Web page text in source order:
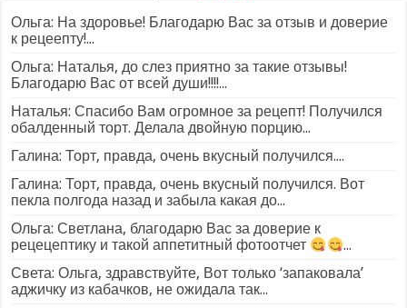
Ольга: На здоровье! Благодарю Вас за отзыв и доверие
к рецеепту!...
Ольга: Наталья, до слез приятно за такие отзывы!
Благодарю Вас от всей души!!!!...
Наталья: Спасибо Вам огромное за рецепт! Получился
обалденный торт. Делала двойную порцию...
Галина: Торт, правда, очень вкусный получился....
Галина: Торт, правда, очень вкусный получился. Вот
пекла полгода назад и забыла какая до...
Ольга: Светлана, благодарю Вас за доверие к
рецецептику и такой аппетитный фотоотчет
...
Света: Ольга, здравствуйте, Вот только ‘запаковала’
аджичку из кабачков, не ожидала так...